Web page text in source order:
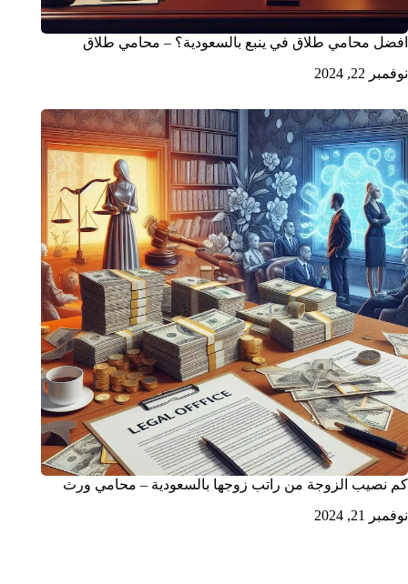
افضل محامي طلاق في ينبع بالسعودية؟ – محامي طلاق
نوفمبر 22, 2024
كم نصيب الزوجة من راتب زوجها بالسعودية – محامي ورث
نوفمبر 21, 2024